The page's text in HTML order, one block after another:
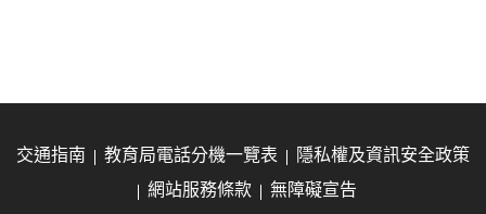
交通指南 教育局電話分機一覽表
隱私權及資訊安全政策
網站服務條款
無障礙宣告